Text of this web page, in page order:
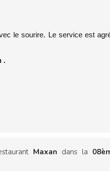
le sourire. Le service est
.
Maxan dans la